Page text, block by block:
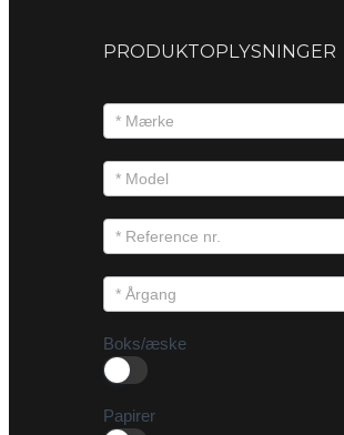
PRODUKTOPLYSNINGER
Boks/æske
Papirer